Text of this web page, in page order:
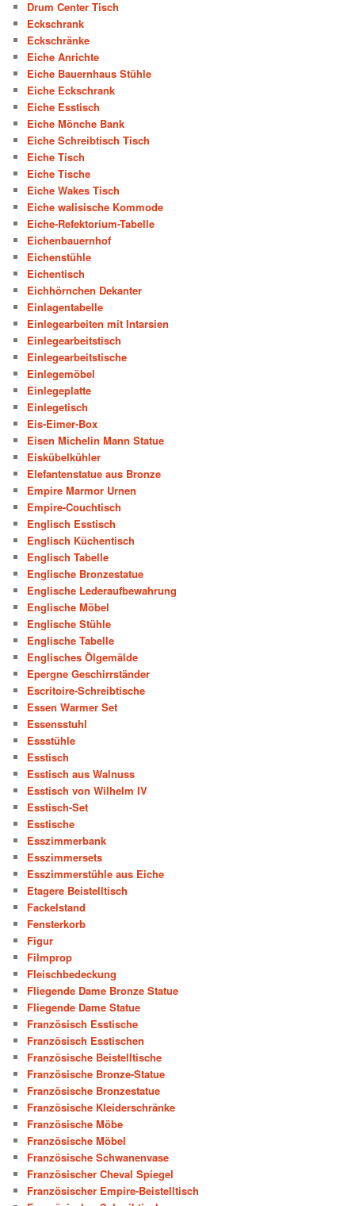
Drum Center Tisch
Eckschrank
Eckschränke
Eiche Anrichte
Eiche Bauernhaus Stühle
Eiche Eckschrank
Eiche Esstisch
Eiche Mönche Bank
Eiche Schreibtisch Tisch
Eiche Tisch
Eiche Tische
Eiche Wakes Tisch
Eiche walisische Kommode
Eiche-Refektorium-Tabelle
Eichenbauernhof
Eichenstühle
Eichentisch
Eichhörnchen Dekanter
Einlagentabelle
Einlegearbeiten mit Intarsien
Einlegearbeitstisch
Einlegearbeitstische
Einlegemöbel
Einlegeplatte
Einlegetisch
Eis-Eimer-Box
Eisen Michelin Mann Statue
Eiskübelkühler
Elefantenstatue aus Bronze
Empire Marmor Urnen
Empire-Couchtisch
Englisch Esstisch
Englisch Küchentisch
Englisch Tabelle
Englische Bronzestatue
Englische Lederaufbewahrung
Englische Möbel
Englische Stühle
Englische Tabelle
Englisches Ölgemälde
Epergne Geschirrständer
Escritoire-Schreibtische
Essen Warmer Set
Essensstuhl
Essstühle
Esstisch
Esstisch aus Walnuss
Esstisch von Wilhelm IV
Esstisch-Set
Esstische
Esszimmerbank
Esszimmersets
Esszimmerstühle aus Eiche
Etagere Beistelltisch
Fackelstand
Fensterkorb
Figur
Filmprop
Fleischbedeckung
Fliegende Dame Bronze Statue
Fliegende Dame Statue
Französisch Esstische
Französisch Esstischen
Französische Beistelltische
Französische Bronze-Statue
Französische Bronzestatue
Französische Kleiderschränke
Französische Möbe
Französische Möbel
Französische Schwanenvase
Französischer Cheval Spiegel
Französischer Empire-Beistelltisch